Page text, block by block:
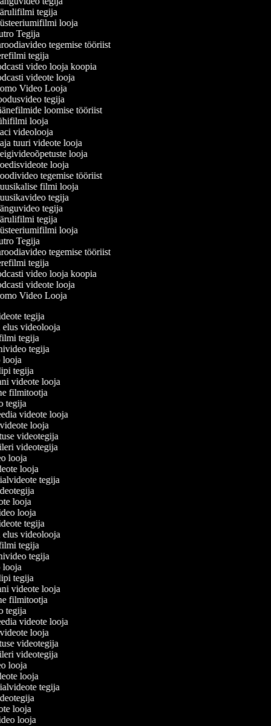
tegija
looja
Tegija
tegemise tööriist
tegija
video looja koopia
videote looja
Video Looja
tegija
loomise tööriist
looja
videolooja
tuuri videote looja
looja
looja
tegemise tööriist
filmi looja
tegija
tegija
tegija
looja
Tegija
tegemise tööriist
tegija
video looja koopia
videote looja
Video Looja
tegija
elus videolooja
tegija
tegija
looja
tegija
videote looja
filmitootja
tegija
videote looja
looja
videotegija
videotegija
looja
looja
tegija
looja
looja
tegija
elus videolooja
tegija
tegija
looja
tegija
videote looja
filmitootja
tegija
videote looja
looja
videotegija
videotegija
looja
looja
tegija
looja
looja